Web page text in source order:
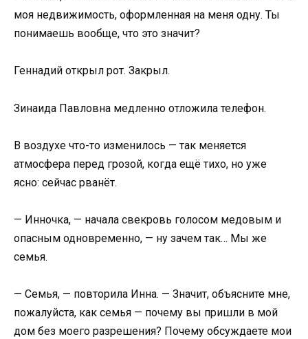
моя недвижимость, оформленная на меня одну. Ты
понимаешь вообще, что это значит?
Геннадий открыл рот. Закрыл.
Зинаида Павловна медленно отложила телефон.
В воздухе что-то изменилось — так меняется
атмосфера перед грозой, когда ещё тихо, но уже
ясно: сейчас рванёт.
— Инночка, — начала свекровь голосом медовым и
опасным одновременно, — ну зачем так… Мы же
семья.
— Семья, — повторила Инна. — Значит, объясните мне,
пожалуйста, как семья — почему вы пришли в мой
дом без моего разрешения? Почему обсуждаете мои